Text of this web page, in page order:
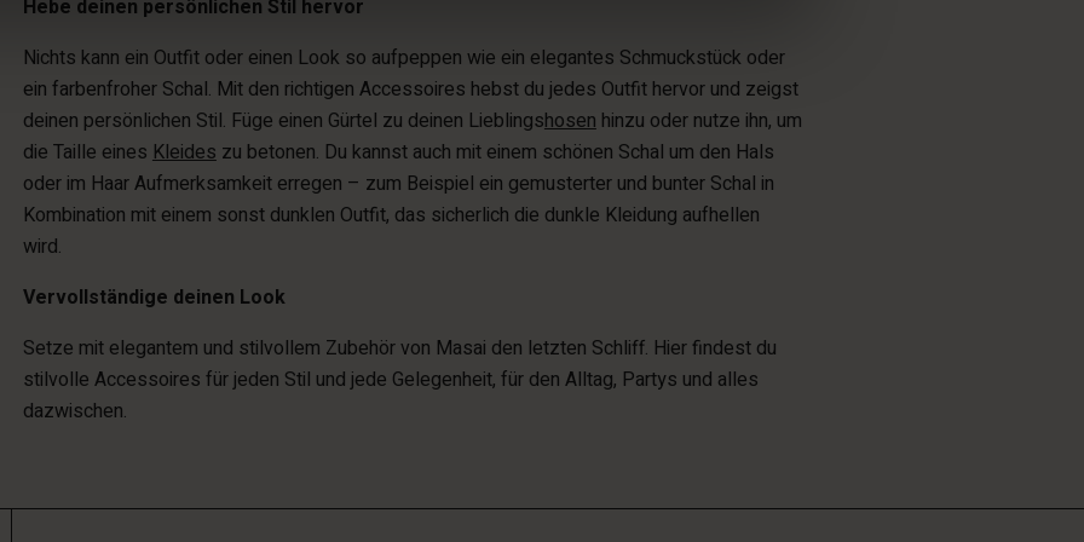
Hebe deinen persönlichen Stil hervor
Nichts kann ein Outfit oder einen Look so aufpeppen wie ein elegantes Schmuckstück oder
ein farbenfroher Schal. Mit den richtigen Accessoires hebst du jedes Outfit hervor und zeigst
deinen persönlichen Stil. Füge einen Gürtel zu deinen Lieblingshosenhinzu oder nutze ihn, um
die Taille eines Kleideszu betonen. Du kannst auch mit einem schönen Schal um den Hals
oder im Haar Aufmerksamkeit erregen – zum Beispiel ein gemusterter und bunter Schal in
Kombination mit einem sonst dunklen Outfit, das sicherlich die dunkle Kleidung aufhellen
wird.
Vervollständige deinen Look
Setze mit elegantem und stilvollem Zubehör von Masai den letzten Schliff. Hier findest du
stilvolle Accessoires für jeden Stil und jede Gelegenheit, für den Alltag, Partys und alles
dazwischen.